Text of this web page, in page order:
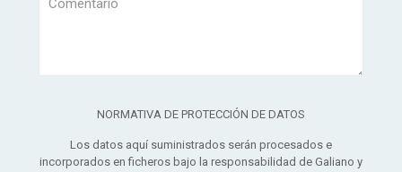
NORMATIVA DE PROTECCIÓN DE DATOS
Los datos aquí suministrados serán procesados e
incorporados en ficheros bajo la responsabilidad de Galiano y